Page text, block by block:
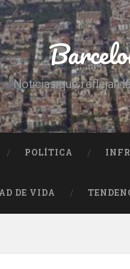
Noticias que reflejan
POLÍTICA
DE VIDA